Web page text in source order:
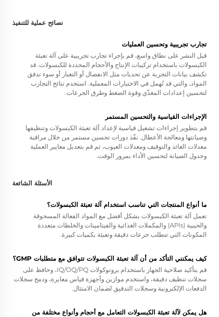
نصائح عملية للتنفيذ
تجارب تجريبية وتحسين العمليات
قبل النشر على نطاق واسع، قم بإجراء تجارب تجريبية على آلة تعبئة
الكبسولات باستخدام تركيبات الإنتاج والأحجام المحددة للكبسولات. قد
تكشف بيانات التجربة عن تحديات مثل الانفصال أو التغبار أو سوء تدفق
المواد، والتي قد تُهمل في الاختبارات المعملية. استخدم نتائج التجارب
لتحسين إعدادات المغذّي وقوة الضغط وطرق الجرعات.
الإجراءات القياسية والتحسين المستمر
قم بتطوير إجراءات تشغيل قياسية لإعداد آلة تعبئة الكبسولات وتنظيفها
وصيانتها ومعالجة الأعطال. نفّذ دورات تحسين مستمر من خلال مراقبة
معدلات العائد والتوقيف ومعدلات العيوب، ثم قم بتعديل معايير العملية
وجدول الصيانة لتحسين الأداء بمرور الوقت.
الأسئلة الشائعة
ما أنواع المنتجات التي تناسب استخدام آلة تعبئة الكبسولات؟
تعمل آلة تعبئة الكبسولات بشكل أفضل مع المواد الفعالة المسحوقة
والحببية (APIs) والمكملات الغذائية والفيتامينات والخلطات متعددة
المكونات التي تتطلب جرعات دقيقة وتعبئة بكميات كبيرة.
كيف يمكنني التأكد من أن آلة تعبئة الكبسولات تتوافق مع متطلبات GMP؟
قم بتأكيد صلاحية الجهاز باستخدام بروتوكولات IQ/OQ/PQ، وحافظ على
سجلات تنظيف دقيقة، واستخدم موازين وأجهزة قياس معايرة، ودمج سجلات
الدفعات الإلكترونية وسجلات التدقيق لضمان الامتثال.
هل يمكن لآلة تعبئة الكبسولات التعامل مع أحجام وأنواع مختلفة من